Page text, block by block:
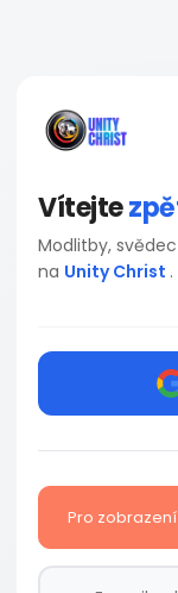
Vítejte
Modlitby,
na Unity Christ .
Pro